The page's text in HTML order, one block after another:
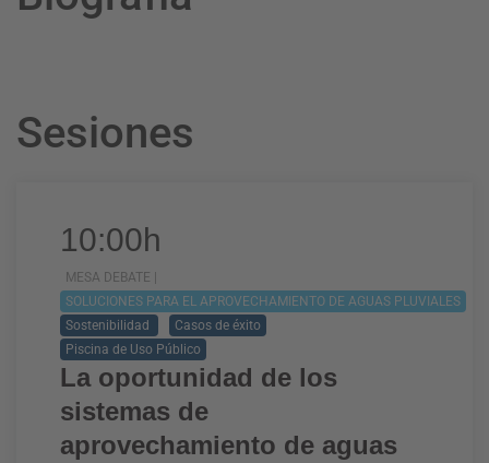
Sesiones
10:00h
MESA DEBATE |
SOLUCIONES PARA EL APROVECHAMIENTO DE AGUAS PLUVIALES
Sostenibilidad
Casos de éxito
Piscina de Uso Público
La oportunidad de los
sistemas de
aprovechamiento de aguas